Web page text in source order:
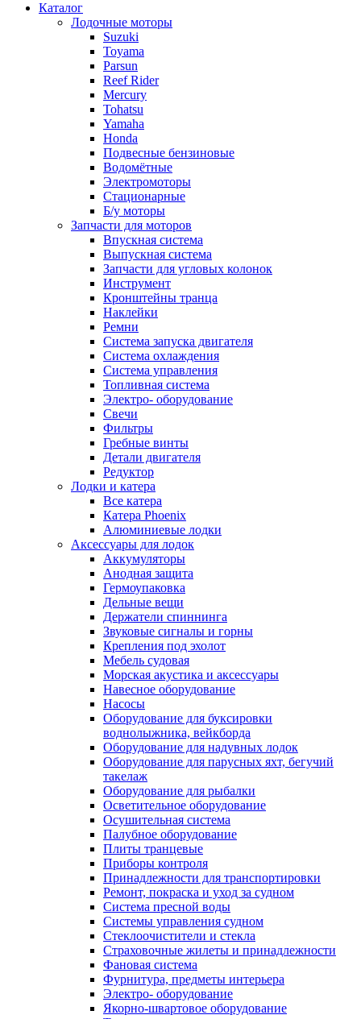
Каталог
Лодочные моторы
Suzuki
Toyama
Parsun
Reef Rider
Mercury
Tohatsu
Yamaha
Honda
Подвесные бензиновые
Водомётные
Электромоторы
Стационарные
Б/у моторы
Запчасти для моторов
Впускная система
Выпускная система
Запчасти для угловых колонок
Инструмент
Кронштейны транца
Наклейки
Ремни
Система запуска двигателя
Система охлаждения
Система управления
Топливная система
Электро- оборудование
Свечи
Фильтры
Гребные винты
Детали двигателя
Редуктор
Лодки и катера
Все катера
Катера Phoenix
Алюминиевые лодки
Аксессуары для лодок
Аккумуляторы
Анодная защита
Гермоупаковка
Дельные вещи
Держатели спиннинга
Звуковые сигналы и горны
Крепления под эхолот
Мебель судовая
Морская акустика и аксессуары
Навесное оборудование
Насосы
Оборудование для буксировки
воднолыжника, вейкборда
Оборудование для надувных лодок
Оборудование для парусных яхт, бегучий
такелаж
Оборудование для рыбалки
Осветительное оборудование
Осушительная система
Палубное оборудование
Плиты транцевые
Приборы контроля
Принадлежности для транспортировки
Ремонт, покраска и уход за судном
Система пресной воды
Системы управления судном
Стеклоочистители и стекла
Страховочные жилеты и принадлежности
Фановая система
Фурнитура, предметы интерьера
Электро- оборудование
Якорно-швартовое оборудование